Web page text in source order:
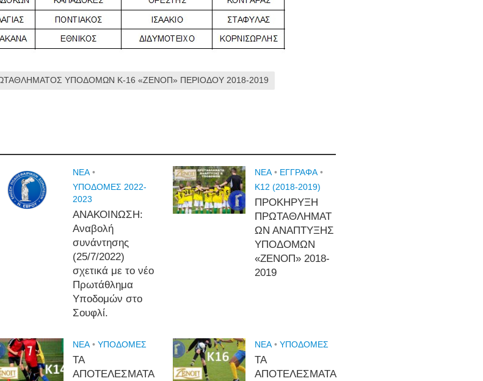
ΥΠΟΔΟΜΩΝ Κ-16 «ΖΕΝΟΠ» ΠΕΡΙΟΔΟΥ 2018-2019
NEA •
ΥΠΟΔΟΜΕΣ 2022-
2023
ΑΝΑΚΟΙΝΩΣΗ:
Αναβολή
συνάντησης
(25/7/2022)
σχετικά με το νέο
Πρωτάθλημα
Υποδομών στο
Σουφλί.
NEA • ΕΓΓΡΑΦΑ •
Κ12 (2018-2019)
ΠΡΟΚΗΡΥΞΗ
ΠΡΩΤΑΘΛΗΜΑΤ
ΩΝ ΑΝΑΠΤΥΞΗΣ
ΥΠΟΔΟΜΩΝ
«ΖΕΝΟΠ» 2018-
2019
NEA • ΥΠΟΔΟΜΈΣ
ΤΑ
ΑΠΟΤΕΛΕΣΜΑΤΑ
NEA • ΥΠΟΔΟΜΈΣ
ΤΑ
ΑΠΟΤΕΛΕΣΜΑΤΑ